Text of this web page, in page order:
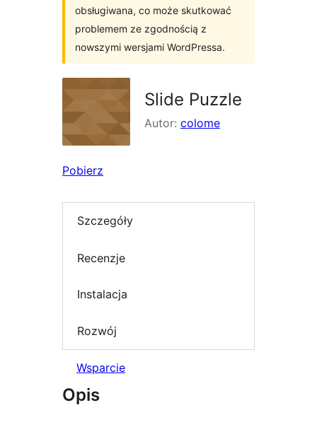
obsługiwana, co może skutkować
problemem ze zgodnością z
nowszymi wersjami WordPressa.
Slide Puzzle
Autor: colome
Pobierz
Szczegóły
Recenzje
Instalacja
Rozwój
Wsparcie
Opis